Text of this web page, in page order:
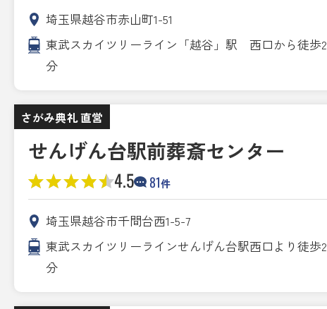
埼玉県越谷市赤山町1-51
東武スカイツリーライン「越谷」駅 西口から徒歩2
分
さがみ典礼 直営
せんげん台駅前葬斎センター
4.5 81件
埼玉県越谷市千間台西1-5-7
東武スカイツリーラインせんげん台駅西口より徒歩2
分